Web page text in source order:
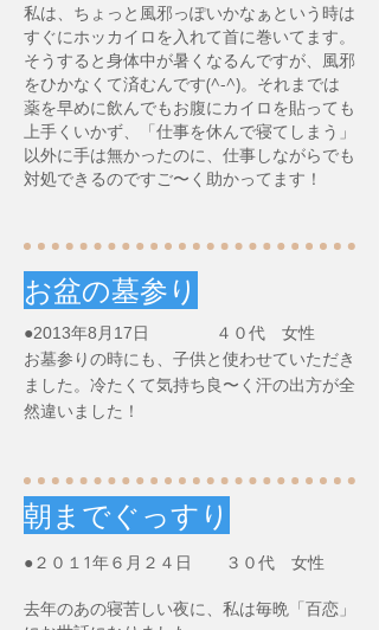
私は、ちょっと風邪っぽいかなぁという時は
すぐにホッカイロを入れて首に巻いてます。
そうすると身体中が暑くなるんですが、風邪
をひかなくて済むんです(^-^)。それまでは
薬を早めに飲んでもお腹にカイロを貼っても
上手くいかず、「仕事を休んで寝てしまう」
以外に手は無かったのに、仕事しながらでも
対処できるのですご〜く助かってます！
お盆の墓参り
●2013年8月17日 ４０代 女性
お墓参りの時にも、子供と使わせていただき
ました。冷たくて気持ち良〜く汗の出方が全
然違いました！
朝までぐっすり
●２０１1年６月２４日 ３０代 女性
去年のあの寝苦しい夜に、私は毎晩「百恋」